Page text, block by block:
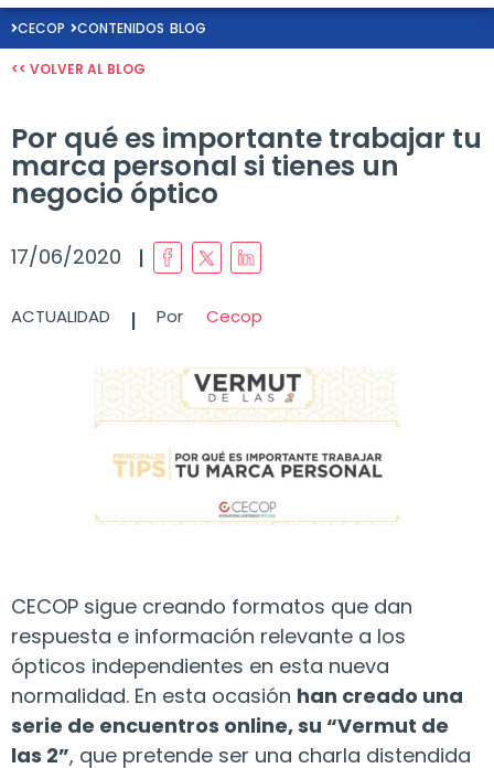
CECOP CONTENIDOS BLOG
<< VOLVER AL BLOG
Por qué es importante trabajar tu
marca personal si tienes un
negocio óptico
17/06/2020 I
ACTUALIDAD I Por Cecop
CECOP sigue creando formatos que dan
respuesta e información relevante a los
ópticos independientes en esta nueva
normalidad. En esta ocasión han creado una
serie de encuentros online, su “Vermut de
las 2”, que pretende ser una charla distendida